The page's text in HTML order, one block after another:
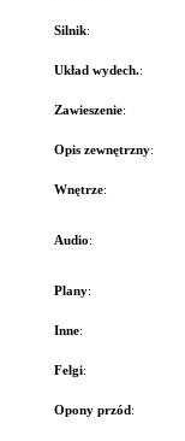
Silnik:
Układ wydech.:
Zawieszenie:
Opis zewnętrzny:
Wnętrze:
Audio:
Plany:
Inne:
Felgi:
Opony przód: